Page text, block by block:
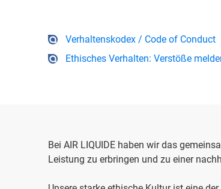
Verhaltenskodex / Code of Conduct
Ethisches Verhalten: Verstöße
Bei AIR LIQUIDE haben wir das
Leistung zu erbringen und zu einer